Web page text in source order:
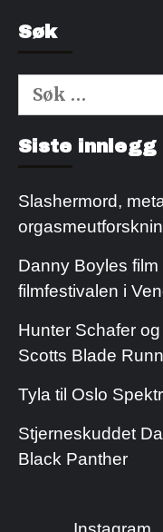
Søk
Søk
etter:
Siste innlegg
Slashermord,
Danny Boyles
filmfestivalen i
Hunter Schafer
Scotts Blade
Tyla til Oslo
Stjerneskuddet
Black Panther